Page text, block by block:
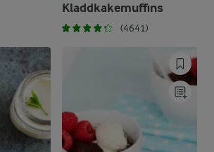
Kladdkakemuffins
(4641)